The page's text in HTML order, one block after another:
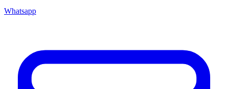
Whatsapp